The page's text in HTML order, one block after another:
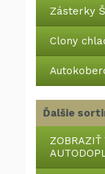
Zásterky
Clony
Ďalšie
ZOBRAZIŤ